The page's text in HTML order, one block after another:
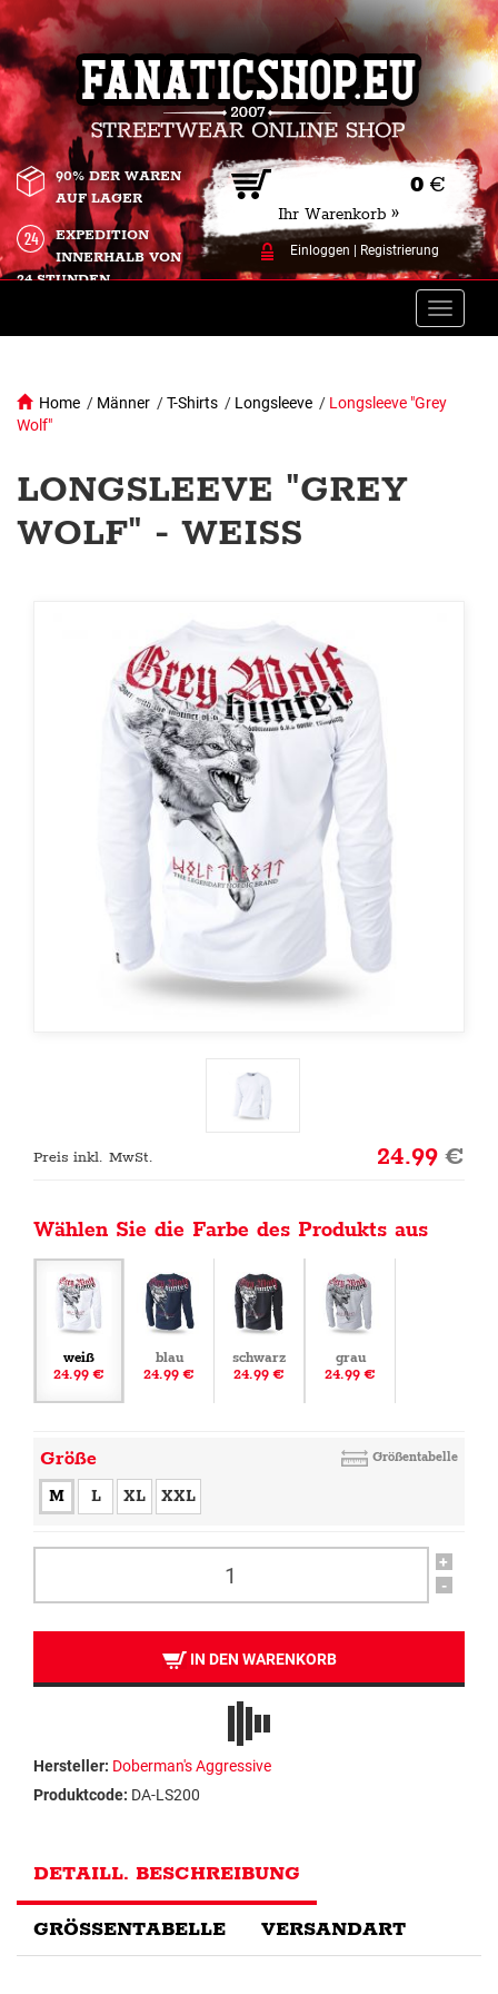
0 €
Ihr Warenkorb »
Einloggen Registrierung
90% DER WAREN
AUF LAGER
EXPEDITION
INNERHALB VON
24 STUNDEN.
Toggle
Home / Männer /T-Shirts / Longsleeve / Longsleeve "Grey
Wolf"
LONGSLEEVE "GREY
WOLF" - WEISS
Preis inkl. MwSt. 24.99€
Wählen Sie die Farbe des Produkts aus
weiß
24.99 €
blau
24.99 €
schwarz
24.99 €
grau
24.99 €
Größe Größentabelle
M L XL XXL
+
-
IN DEN WARENKORB
Hersteller: Doberman's Aggressive
Produktcode: DA-LS200
DETAILL. BESCHREIBUNG
GRÖSSENTABELLE VERSANDART